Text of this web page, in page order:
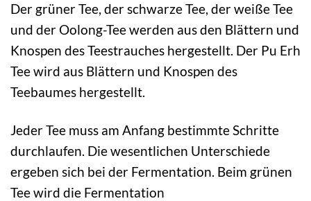
Der grüner Tee, der schwarze Tee, der weiße Tee
und der Oolong-Tee werden aus den Blättern und
Knospen des Teestrauches hergestellt. Der Pu Erh
Tee wird aus Blättern und Knospen des
Teebaumes hergestellt.
Jeder Tee muss am Anfang bestimmte Schritte
durchlaufen. Die wesentlichen Unterschiede
ergeben sich bei der Fermentation. Beim grünen
Tee wird die Fermentation